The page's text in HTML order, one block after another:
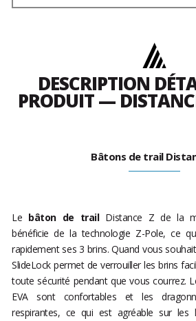
DESCRIPTION
PRODUIT —
Bâtons de trail
Le bâton de trailDistance Z de la
bénéficie de la technologie Z-Pole, ce
rapidement ses 3 brins. Quand vous
SlideLock permet de verrouiller les brins
toute sécurité pendant que vous courrez.
EVA sont confortables et les
respirantes, ce qui est agréable sur les